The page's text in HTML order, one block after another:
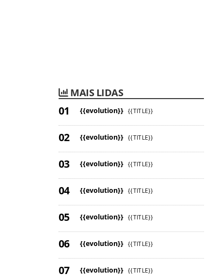
MAIS LIDAS
{{evolution}} {{TITLE}}
{{evolution}} {{TITLE}}
{{evolution}} {{TITLE}}
{{evolution}} {{TITLE}}
{{evolution}} {{TITLE}}
{{evolution}} {{TITLE}}
{{evolution}} {{TITLE}}